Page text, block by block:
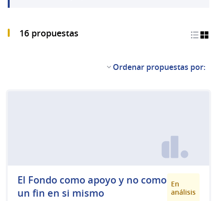
16 propuestas
Ordenar propuestas por:
El Fondo como apoyo y no como
un fin en si mismo
En
análisis